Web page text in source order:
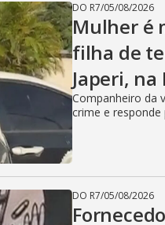
DO R7/05/08/2026
Mulher é
filha de
Japeri,
Companheiro da
crime e
DO R7/05/08/2026